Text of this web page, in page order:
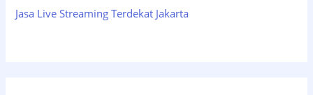
Jasa Live Streaming Terdekat Jakarta